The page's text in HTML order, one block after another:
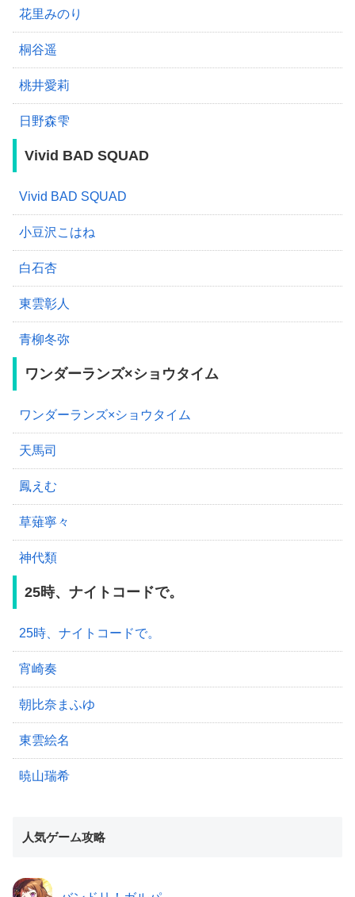
花里みのり
桐谷遥
桃井愛莉
日野森雫
Vivid BAD SQUAD
Vivid BAD SQUAD
小豆沢こはね
白石杏
東雲彰人
青柳冬弥
ワンダーランズ×ショウタイム
ワンダーランズ×ショウタイム
天馬司
鳳えむ
草薙寧々
神代類
25時、ナイトコードで。
25時、ナイトコードで。
宵崎奏
朝比奈まふゆ
東雲絵名
暁山瑞希
人気ゲーム攻略